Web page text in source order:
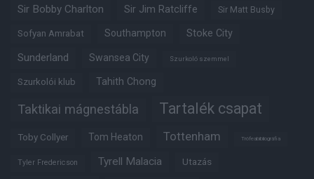
Sir Bobby Charlton Sir Jim Ratcliffe Sir Matt Busby
Sofyan Amrabat Southampton Stoke City
Sunderland Swansea City Szurkoló szemmel
Szurkolói klub Tahith Chong
Taktikai mágnestábla Tartalék csapat
Toby Collyer Tom Heaton Tottenham Trófeabibliográfia
Tyler Fredericson Tyrell Malacia Utazás